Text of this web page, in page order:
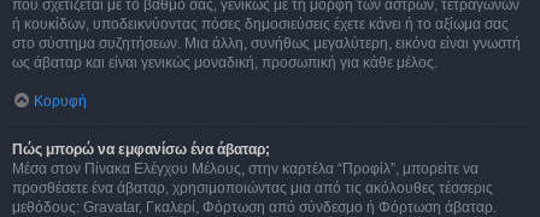
που σχετίζεται με το βαθμό σας, γενικώς με τη μορφή των άστρων, τετραγώνων
ή κουκίδων, υποδεικνύοντας πόσες δημοσιεύσεις έχετε κάνει ή το αξίωμα σας
στο σύστημα συζητήσεων. Μια άλλη, συνήθως μεγαλύτερη, εικόνα είναι γνωστή
ως άβαταρ και είναι γενικώς μοναδική, προσωπική για κάθε μέλος.
Κορυφή
Πώς μπορώ να εμφανίσω ένα άβαταρ;
Μέσα στον Πίνακα Ελέγχου Μέλους, στην καρτέλα “Προφίλ”, μπορείτε να
προσθέσετε ένα άβαταρ, χρησιμοποιώντας μια από τις ακόλουθες τέσσερις
μεθόδους: Gravatar, Γκαλερί, Φόρτωση από σύνδεσμο ή Φόρτωση άβαταρ.